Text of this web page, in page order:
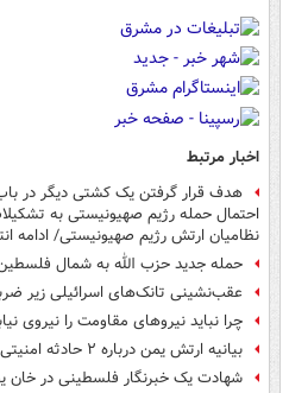
اخبار مرتبط
هدف قرار گرفتن یک کشتی دیگر در
احتمال حمله رژیم صهیونیستی به
نظامیان ارتش رژیم صهیونیستی/ ادامه
حمله جدید حزب الله به شمال
عقب‌نشینی تانک‌های اسرائیلی زیر
چرا نباید نیروهای مقاومت را نیروی
بیانیه ارتش یمن درباره ۲ حادثه امنیتی در دریای سرخ
شهادت یک خبرنگار فلسطینی در خان